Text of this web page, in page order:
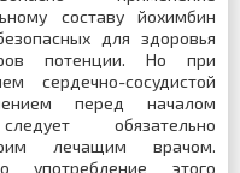
составу йохимбин
для здоровья
потенции. Но при
сердечно-сосудистой
перед началом
обязательно
лечащим врачом.
употребление этого